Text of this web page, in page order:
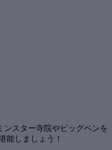
スター寺院やビッグベンを
能しましょう！